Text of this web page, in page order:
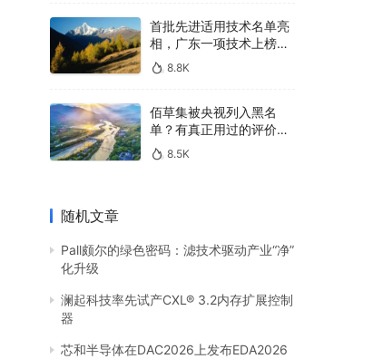
首批先进适用技术名单亮
相，广东一项技术上榜，
有何独特之处？
8.8K
佰草集被央视列入黑名
单？有真正用过的评价
吗？8.5K
随机文章
Pall颇尔的绿色密码：滤技术驱动产业“净”
化升级
澜起科技率先试产CXL® 3.2内存扩展控制
器
芯和半导体在DAC2026上发布EDA2026